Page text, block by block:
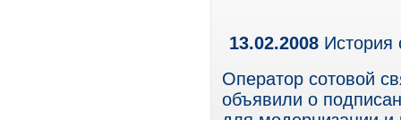
13.02.2008 История
Оператор сотовой
объявили о